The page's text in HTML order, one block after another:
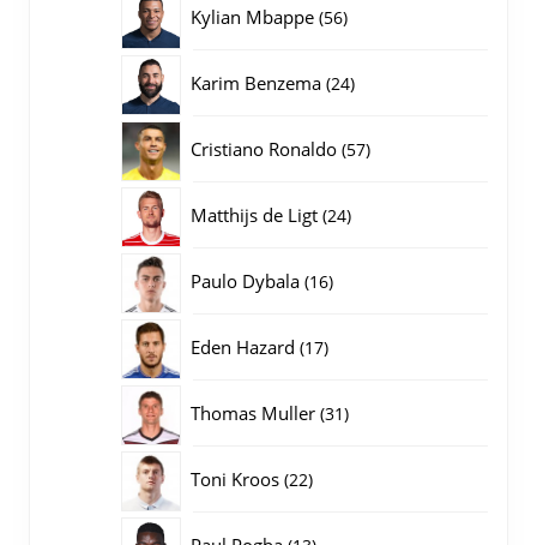
Kylian Mbappe 5656
Karim Benzema 2424
Cristiano Ronaldo 5757
Matthijs de Ligt 2424
Paulo Dybala 1616
Eden Hazard 1717
Thomas Muller 3131
Toni Kroos 2222